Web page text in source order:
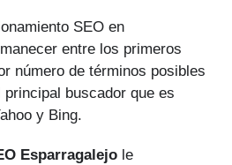
SEO en
entre los primeros
número de tér­minos posibles
buscador que es
y Bing.
Esparragalejo le